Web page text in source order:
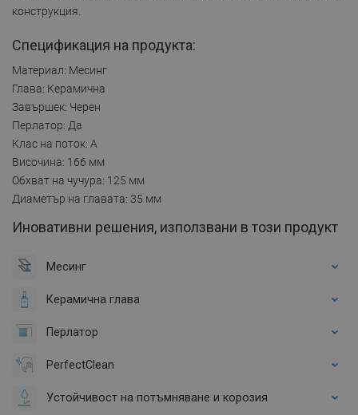
конструкция.
Спецификация на продукта:
Материал: Месинг
Глава: Керамична
Завършек: Черен
Перлатор: Да
Клас на поток: A
Височина: 166 мм
Обхват на чучура: 125 мм
Диаметър на главата: 35 мм
Иновативни решения, използвани в този продукт
Месинг
Керамична глава
Перлатор
PerfectClean
Устойчивост на потъмняване и корозия